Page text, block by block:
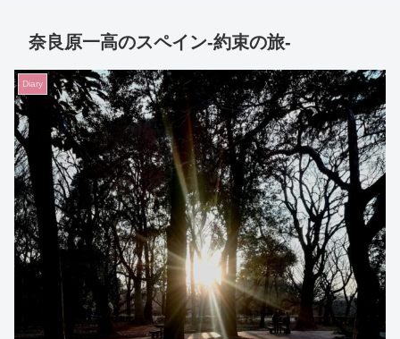
奈良原一高のスペイン‐約束の旅‐
Diary